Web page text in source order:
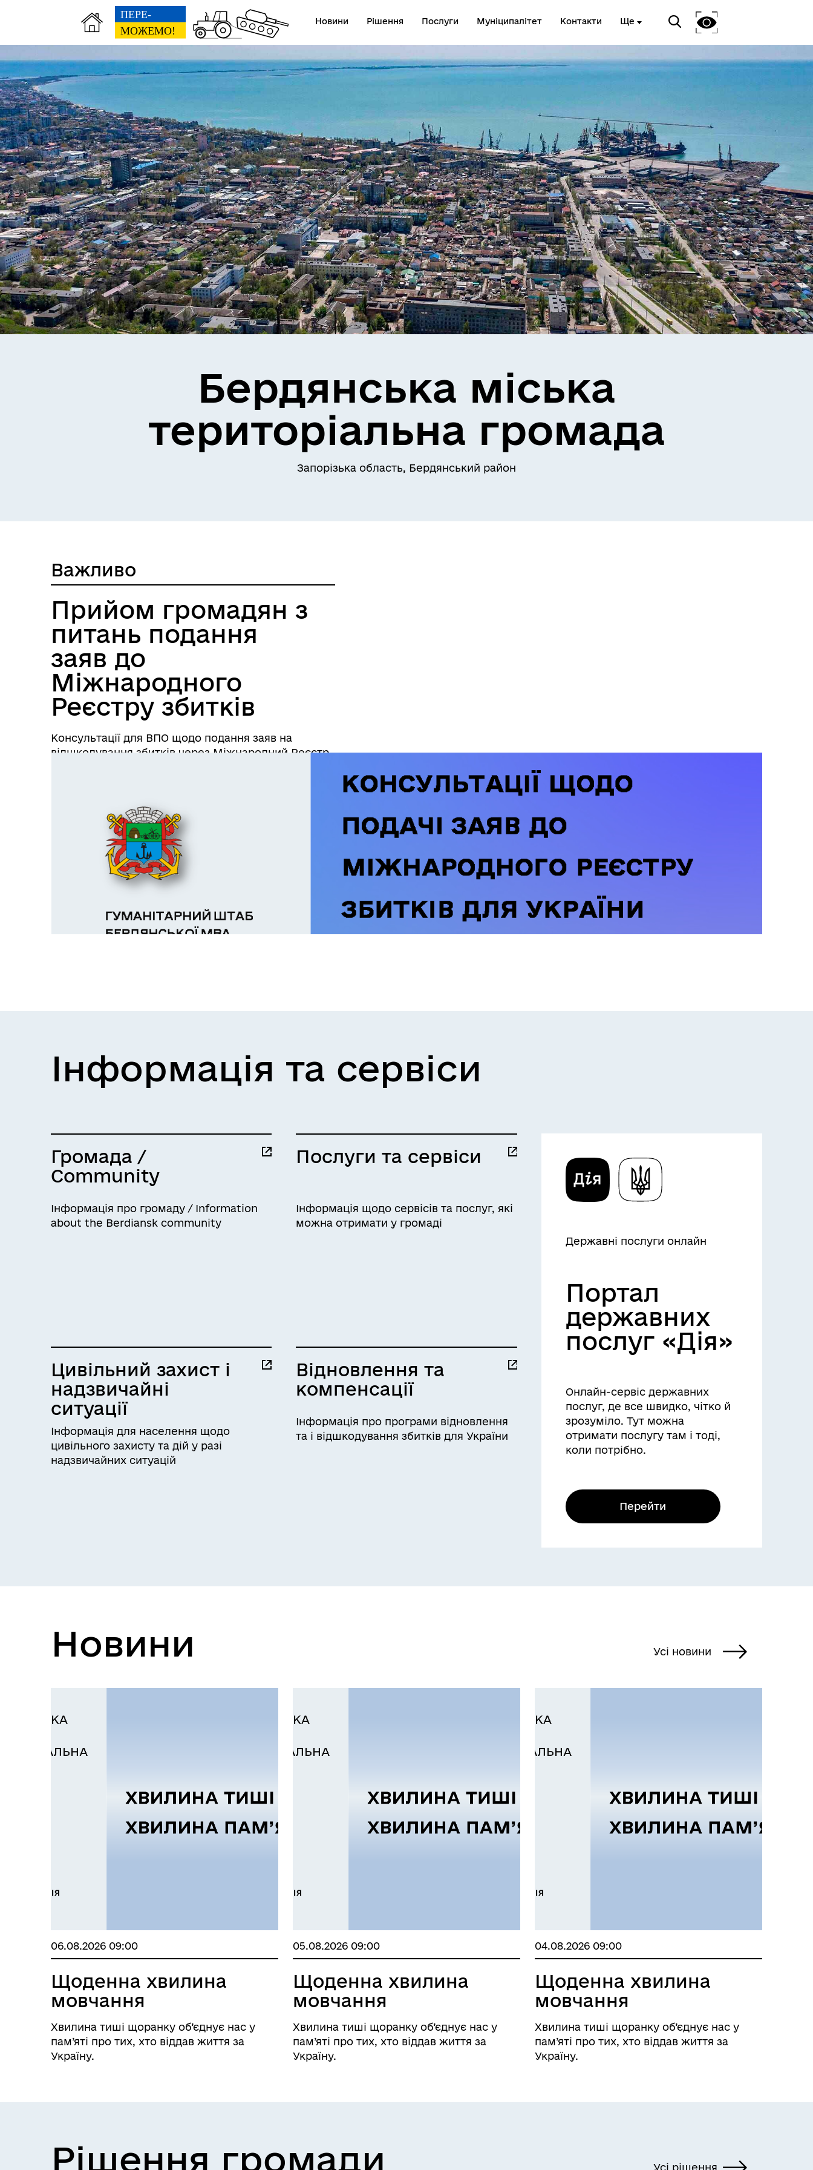
Новини Рішення Послуги Муніципалітет Контакти Ще
Герої не вмирають
Бердянська міська
територіальна громада
Запорізька область, Бердянський район
Важливо
Прийом громадян з
питань подання
заяв до
Міжнародного
Реєстру збитків
Консультації для ВПО щодо подання заяв на
відшкодування збитків через Міжнародний Реєстр
Інформація та сервіси
Державні послуги онлайн
Портал
державних
послуг «Дія»
Онлайн-сервіс державних
послуг, де все швидко, чітко й
зрозуміло. Тут можна
отримати послугу там і тоді,
коли потрібно.
Перейти
Громада /
Community
Інформація про громаду / Information
about the Berdiansk community
Послуги та сервіси
Інформація щодо сервісів та послуг, які
можна отримати у громаді
Цивільний захист і
надзвичайні
ситуації
Інформація для населення щодо
цивільного захисту та дій у разі
надзвичайних ситуацій
Відновлення та
компенсації
Інформація про програми відновлення
та і відшкодування збитків для України
Новини Усі новини
06.08.2026 09:00
Щоденна хвилина
мовчання
Хвилина тиші щоранку об’єднує нас у
пам’яті про тих, хто віддав життя за
Україну.
05.08.2026 09:00
Щоденна хвилина
мовчання
Хвилина тиші щоранку об’єднує нас у
пам’яті про тих, хто віддав життя за
Україну.
04.08.2026 09:00
Щоденна хвилина
мовчання
Хвилина тиші щоранку об’єднує нас у
пам’яті про тих, хто віддав життя за
Україну.
Рішення громади Усі рішення